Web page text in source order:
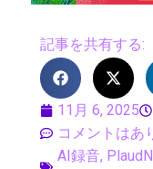
記事を共有する:
11月 6, 2025
コメントはあ
AI録音,